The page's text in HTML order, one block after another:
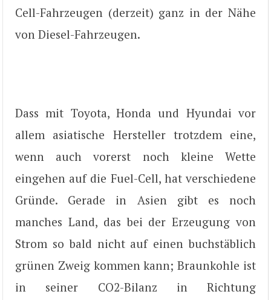
Cell-Fahrzeugen (derzeit) ganz in der Nähe
von Diesel-Fahrzeugen.
Dass mit Toyota, Honda und Hyundai vor
allem asiatische Hersteller trotzdem eine,
wenn auch vorerst noch kleine Wette
eingehen auf die Fuel-Cell, hat verschiedene
Gründe. Gerade in Asien gibt es noch
manches Land, das bei der Erzeugung von
Strom so bald nicht auf einen buchstäblich
grünen Zweig kommen kann; Braunkohle ist
in seiner CO2-Bilanz in Richtung